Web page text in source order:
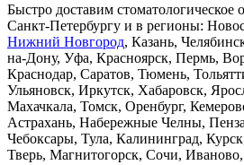
Быстро доставим стоматологическое
Санкт-Петербургу и в регионы:
Нижний Новгород, Казань,
на-Дону, Уфа, Красноярск, Пермь,
Краснодар, Саратов, Тюмень,
Ульяновск, Иркутск, Хабаровск,
Махачкала, Томск, Оренбург,
Астрахань, Набережные Челны,
Чебоксары, Тула, Калининград,
Тверь, Магнитогорск, Сочи, Иваново,